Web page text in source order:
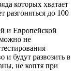
которых хватает
до 100
и Европейской
не
будут развозить в
не коптя при